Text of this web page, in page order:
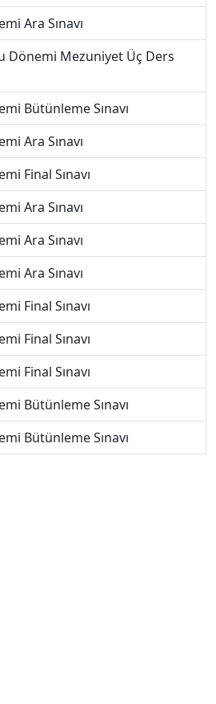
Ara Sınavı
Dönemi Mezuniyet Üç Ders
Bütünleme Sınavı
Ara Sınavı
Final Sınavı
Ara Sınavı
Ara Sınavı
Ara Sınavı
Final Sınavı
Final Sınavı
Final Sınavı
Bütünleme Sınavı
Bütünleme Sınavı